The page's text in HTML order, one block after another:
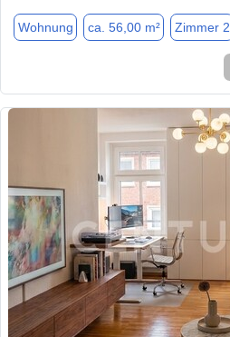
Wohnung ca. 56,00 m² Zimmer 2